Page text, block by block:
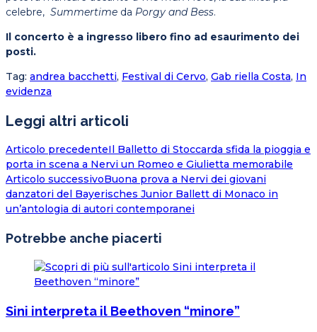
celebre, Summertime da Porgy and Bess.
Il concerto è a ingresso libero fino ad esaurimento dei
posti.
Tag: andrea bacchetti, Festival di Cervo, Gab riella Costa, In
evidenza
Leggi altri articoli
Articolo precedenteIl Balletto di Stoccarda sfida la pioggia e
porta in scena a Nervi un Romeo e Giulietta memorabile
Articolo successivoBuona prova a Nervi dei giovani
danzatori del Bayerisches Junior Ballett di Monaco in
un’antologia di autori contemporanei
Potrebbe anche piacerti
Sini interpreta il Beethoven “minore”